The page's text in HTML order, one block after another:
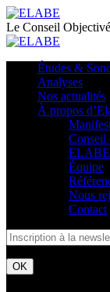
Le Conseil Objectivé
Études &
Analyses
Nos actualités
À propos
Conseil
ELABE
Équipe
Nous
Contact